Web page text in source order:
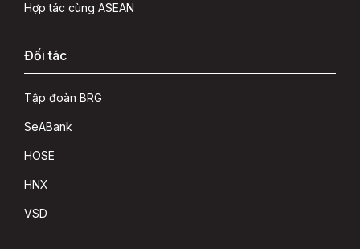
Hợp tác cùng ASEAN
Đối tác
Tập đoàn BRG
SeABank
HOSE
HNX
VSD